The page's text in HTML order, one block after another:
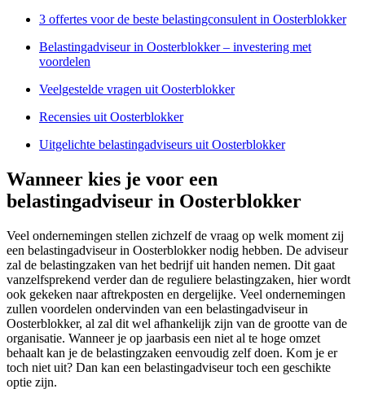
3 offertes voor de beste belastingconsulent in Oosterblokker
Belastingadviseur in Oosterblokker – investering met
voordelen
Veelgestelde vragen uit Oosterblokker
Recensies uit Oosterblokker
Uitgelichte belastingadviseurs uit Oosterblokker
Wanneer kies je voor een
belastingadviseur in Oosterblokker
Veel ondernemingen stellen zichzelf de vraag op welk moment zij
een belastingadviseur in Oosterblokker nodig hebben. De adviseur
zal de belastingzaken van het bedrijf uit handen nemen. Dit gaat
vanzelfsprekend verder dan de reguliere belastingzaken, hier wordt
ook gekeken naar aftrekposten en dergelijke. Veel ondernemingen
zullen voordelen ondervinden van een belastingadviseur in
Oosterblokker, al zal dit wel afhankelijk zijn van de grootte van de
organisatie. Wanneer je op jaarbasis een niet al te hoge omzet
behaalt kan je de belastingzaken eenvoudig zelf doen. Kom je er
toch niet uit? Dan kan een belastingadviseur toch een geschikte
optie zijn.